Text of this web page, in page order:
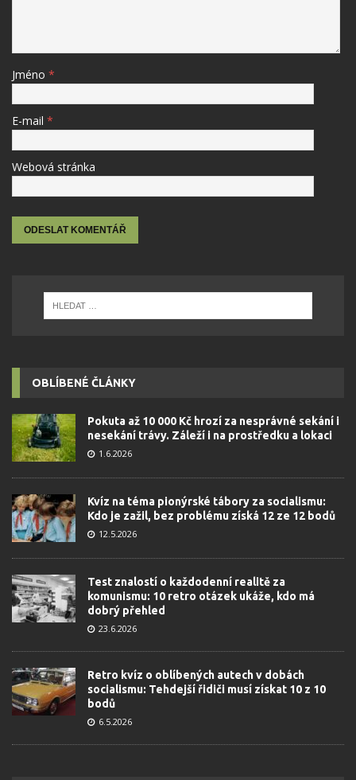
Jméno *
E-mail *
Webová stránka
OBLÍBENÉ ČLÁNKY
Pokuta až 10 000 Kč hrozí za nesprávné sekání i
nesekání trávy. Záleží i na prostředku a lokaci
1.6.2026
Kvíz na téma pionýrské tábory za socialismu:
Kdo je zažil, bez problému získá 12 ze 12 bodů
12.5.2026
Test znalostí o každodenní realitě za
komunismu: 10 retro otázek ukáže, kdo má
dobrý přehled
23.6.2026
Retro kvíz o oblíbených autech v dobách
socialismu: Tehdejší řidiči musí získat 10 z 10
bodů
6.5.2026